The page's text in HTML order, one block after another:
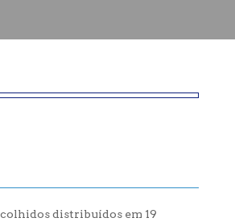
distribuídos em 19